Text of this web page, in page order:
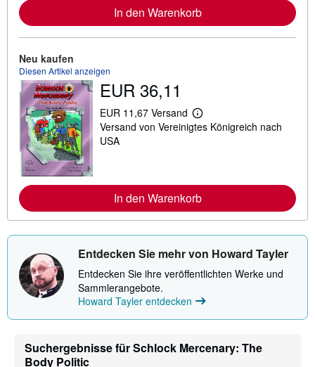
I
n
f
o
n
e
n
r
s
k
s
t
e
In den Warenkorb
Neu kaufen
Diesen Artikel anzeigen
EUR 36,11
EUR 11,67 Versand
W
e
n
f
o
r
a
i
n
e
n
V
Versand von Vereinigtes Königreich nach
USA
In den Warenkorb
Entdecken Sie mehr von Howard Tayler
Entdecken Sie ihre veröffentlichten Werke und
Sammlerangebote.
Howard Tayler entdecken
Suchergebnisse für Schlock Mercenary: The
Body Politic